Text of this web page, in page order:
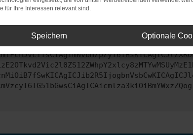
versucht hast, kontaktiere uns bitte. Wir
für Ihre Interessen relevant sind.
Speichern Optionale